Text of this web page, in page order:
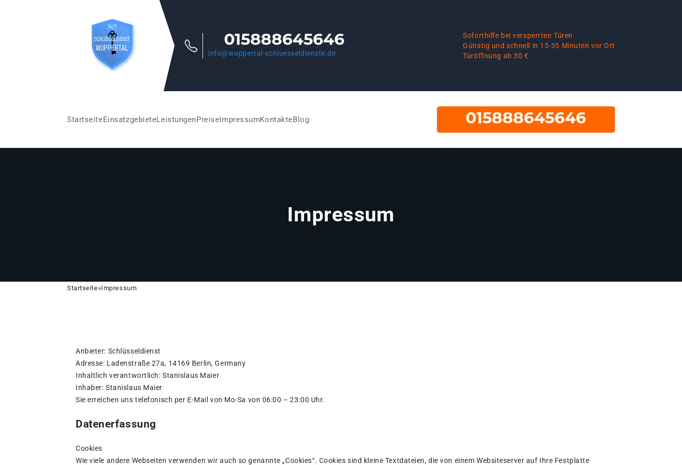
info@wuppertal-schluesseldienste.de
Soforthilfe bei versperrten Türen
Günstig und schnell in 15-35 Minuten vor Ort
Türöffnung ab 30 €
StartseiteEinsatzgebieteLeistungenPreiseImpressumKontakteBlog
Impressum
Startseite»Impressum
Anbieter: Schlüsseldienst
Adresse: Ladenstraße 27a, 14169 Berlin, Germany
Inhaltlich verantwortlich: Stanislaus Maier
Inhaber: Stanislaus Maier
Sie erreichen uns telefonisch per E-Mail von Mo-Sa von 06:00 – 23:00 Uhr.
Datenerfassung
Cookies
Wie viele andere Webseiten verwenden wir auch so genannte „Cookies“. Cookies sind kleine Textdateien, die von einem Websiteserver auf Ihre Festplatte